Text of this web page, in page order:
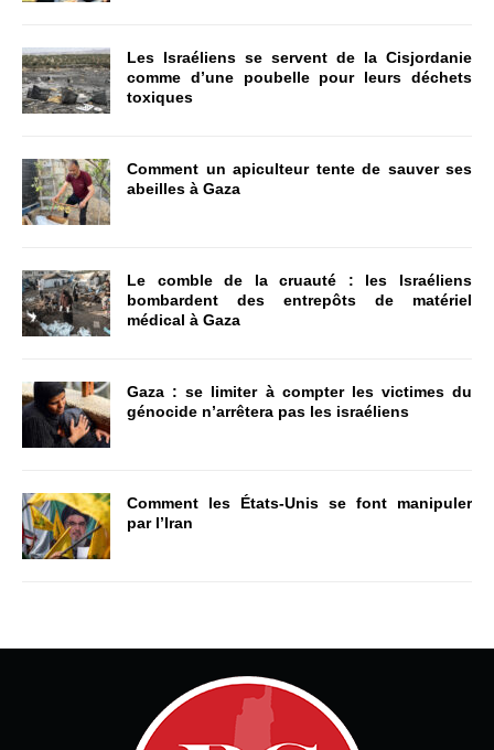
Les Israéliens se servent de la Cisjordanie
comme d’une poubelle pour leurs déchets
toxiques
Comment un apiculteur tente de sauver ses
abeilles à Gaza
Le comble de la cruauté : les Israéliens
bombardent des entrepôts de matériel
médical à Gaza
Gaza : se limiter à compter les victimes du
génocide n’arrêtera pas les israéliens
Comment les États-Unis se font manipuler
par l’Iran